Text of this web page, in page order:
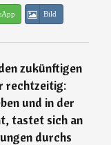
Bild
zukünftigen
rechtzeitig:
und in der
tastet sich an
durchs